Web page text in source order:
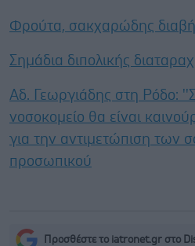
Φρούτα, σακχαρώδης
Σημάδια διπολικής
Αδ. Γεωργιάδης στη Ρόδο:
νοσοκομείο θα είναι
για την αντιμετώπιση των
προσωπικού
Προσθέστε το iatronet.gr στο